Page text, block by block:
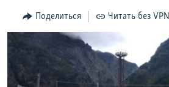
поискуИНФОГРАФИКА
ТЕЛЕПРОЕКТ КРЫМ.РЕАЛИИ
СОВЕТЫ ПРАВОЗАЩИТНИКОВ
ПРОПАВШИЕ БЕЗ ВЕСТИ
КАК ОБОЙТИ БЛОКИРОВКУ
Українською
Qırımtatar
Поделиться Читать без VPN